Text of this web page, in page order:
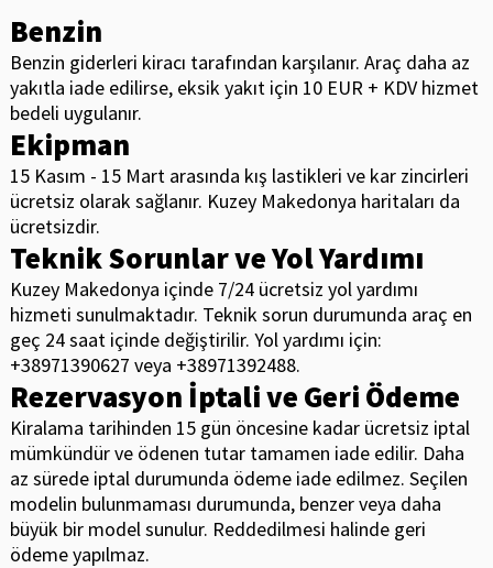
Benzin
Benzin giderleri kiracı tarafından karşılanır. Araç daha az
yakıtla iade edilirse, eksik yakıt için 10 EUR + KDV hizmet
bedeli uygulanır.
Ekipman
15 Kasım - 15 Mart arasında kış lastikleri ve kar zincirleri
ücretsiz olarak sağlanır. Kuzey Makedonya haritaları da
ücretsizdir.
Teknik Sorunlar ve Yol Yardımı
Kuzey Makedonya içinde 7/24 ücretsiz yol yardımı
hizmeti sunulmaktadır. Teknik sorun durumunda araç en
geç 24 saat içinde değiştirilir. Yol yardımı için:
+38971390627 veya +38971392488.
Rezervasyon İptali ve Geri Ödeme
Kiralama tarihinden 15 gün öncesine kadar ücretsiz iptal
mümkündür ve ödenen tutar tamamen iade edilir. Daha
az sürede iptal durumunda ödeme iade edilmez. Seçilen
modelin bulunmaması durumunda, benzer veya daha
büyük bir model sunulur. Reddedilmesi halinde geri
ödeme yapılmaz.